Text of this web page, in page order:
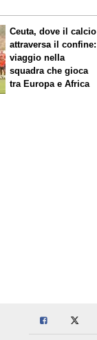
Ceuta, dove il calcio
attraversa il confine:
viaggio nella
squadra che gioca
tra Europa e Africa